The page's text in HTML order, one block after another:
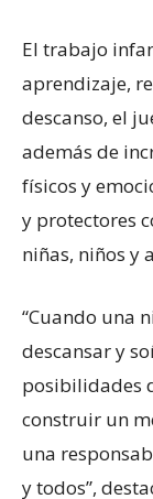
El trabajo
aprendizaje,
descanso, el
además de
físicos y
y protectores
niñas, niños y
“Cuando una
descansar y
posibilidades
construir un
una
y todos”,